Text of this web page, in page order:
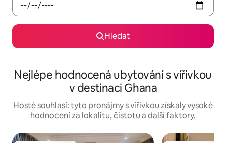
Hledat
Nejlépe hodnocená ubytování s vířivkou
v destinaci Ghana
Hosté souhlasí: tyto pronájmy s vířivkou získaly vysoké
hodnocení za lokalitu, čistotu a další faktory.